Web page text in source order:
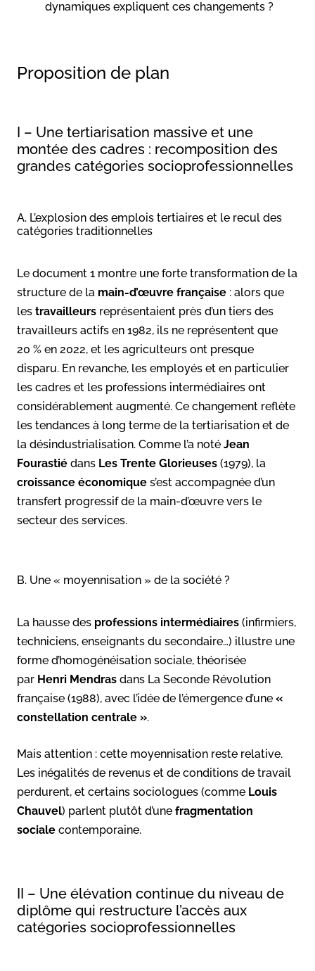
dynamiques expliquent ces changements ?
Proposition de plan
I – Une tertiarisation massive et une
montée des cadres : recomposition des
grandes catégories socioprofessionnelles
A. L’explosion des emplois tertiaires et le recul des
catégories traditionnelles
Le document 1 montre une forte transformation de la
structure de la main-d’œuvre française : alors que
les travailleurs représentaient près d’un tiers des
travailleurs actifs en 1982, ils ne représentent que
20 % en 2022, et les agriculteurs ont presque
disparu. En revanche, les employés et en particulier
les cadres et les professions intermédiaires ont
considérablement augmenté. Ce changement reflète
les tendances à long terme de la tertiarisation et de
la désindustrialisation. Comme l’a noté Jean
Fourastié dans Les Trente Glorieuses (1979), la
croissance économique s’est accompagnée d’un
transfert progressif de la main-d’œuvre vers le
secteur des services.
B. Une « moyennisation » de la société ?
La hausse des professions intermédiaires (infirmiers,
techniciens, enseignants du secondaire…) illustre une
forme d’homogénéisation sociale, théorisée
par Henri Mendras dans La Seconde Révolution
française (1988), avec l’idée de l’émergence d’une «
constellation centrale ».
Mais attention : cette moyennisation reste relative.
Les inégalités de revenus et de conditions de travail
perdurent, et certains sociologues (comme Louis
Chauvel) parlent plutôt d’une fragmentation
sociale contemporaine.
II – Une élévation continue du niveau de
diplôme qui restructure l’accès aux
catégories socioprofessionnelles